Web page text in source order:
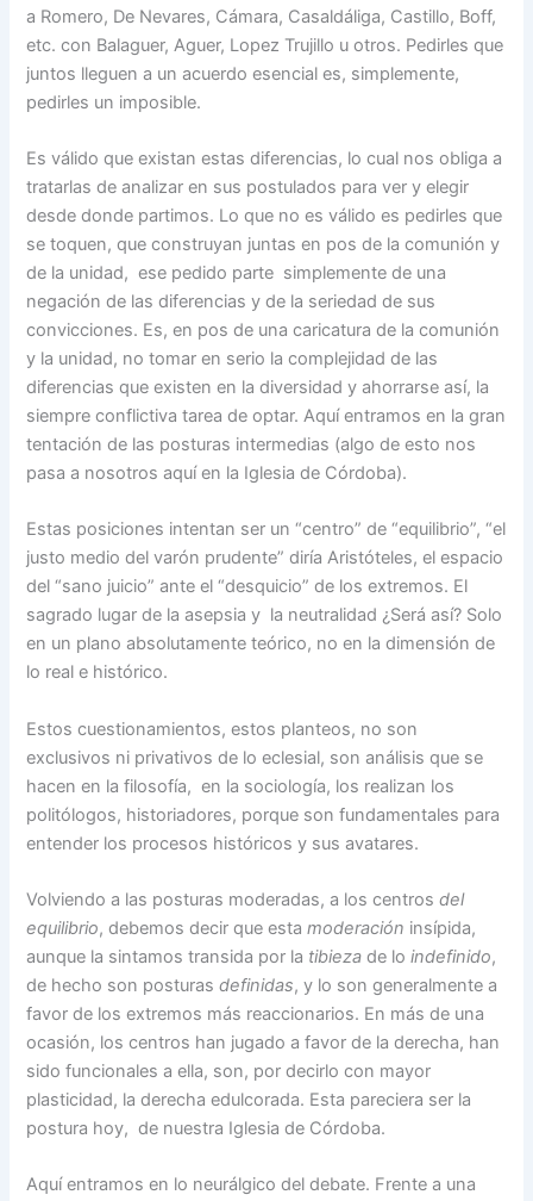
a Romero, De Nevares, Cámara, Casaldáliga, Castillo, Boff,
etc. con Balaguer, Aguer, Lopez Trujillo u otros. Pedirles que
juntos lleguen a un acuerdo esencial es, simplemente,
pedirles un imposible.
Es válido que existan estas diferencias, lo cual nos obliga a
tratarlas de analizar en sus postulados para ver y elegir
desde donde partimos. Lo que no es válido es pedirles que
se toquen, que construyan juntas en pos de la comunión y
de la unidad, ese pedido parte simplemente de una
negación de las diferencias y de la seriedad de sus
convicciones. Es, en pos de una caricatura de la comunión
y la unidad, no tomar en serio la complejidad de las
diferencias que existen en la diversidad y ahorrarse así, la
siempre conflictiva tarea de optar. Aquí entramos en la gran
tentación de las posturas intermedias (algo de esto nos
pasa a nosotros aquí en la Iglesia de Córdoba).
Estas posiciones intentan ser un “centro” de “equilibrio”, “el
justo medio del varón prudente” diría Aristóteles, el espacio
del “sano juicio” ante el “desquicio” de los extremos. El
sagrado lugar de la asepsia y la neutralidad ¿Será así? Solo
en un plano absolutamente teórico, no en la dimensión de
lo real e histórico.
Estos cuestionamientos, estos planteos, no son
exclusivos ni privativos de lo eclesial, son análisis que se
hacen en la filosofía, en la sociología, los realizan los
politólogos, historiadores, porque son fundamentales para
entender los procesos históricos y sus avatares.
Volviendo a las posturas moderadas, a los centrosdel
equilibrio, debemos decir que estamoderación insípida,
aunque la sintamos transida por la tibieza de loindefinido,
de hecho son posturasdefinidas, y lo son generalmente a
favor de los extremos más reaccionarios. En más de una
ocasión, los centros han jugado a favor de la derecha, han
sido funcionales a ella, son, por decirlo con mayor
plasticidad, la derecha edulcorada. Esta pareciera ser la
postura hoy, de nuestra Iglesia de Córdoba.
Aquí entramos en lo neurálgico del debate. Frente a una